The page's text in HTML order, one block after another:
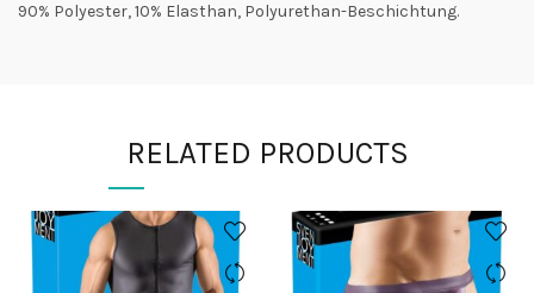
90% Polyester, 10% Elasthan, Polyurethan-Beschichtung.
RELATED PRODUCTS